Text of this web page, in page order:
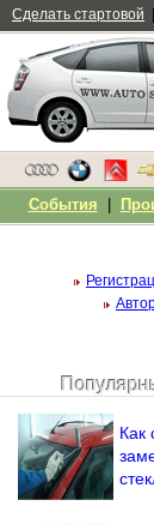
Как
Сделать стартовой
События